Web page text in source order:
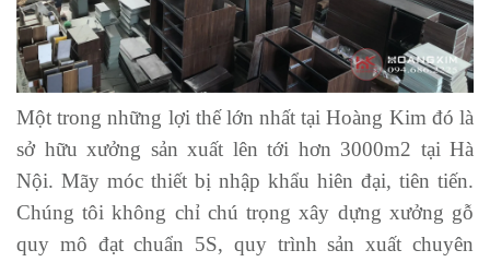
Một trong những lợi thế lớn nhất tại Hoàng Kim đó là
sở hữu xưởng sản xuất lên tới hơn 3000m2 tại Hà
Nội. Mãy móc thiết bị nhập khẩu hiên đại, tiên tiến.
Chúng tôi không chỉ chú trọng xây dựng xưởng gỗ
quy mô đạt chuẩn 5S, quy trình sản xuất chuyên